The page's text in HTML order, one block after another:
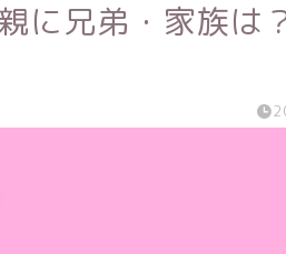
に兄弟・家族は